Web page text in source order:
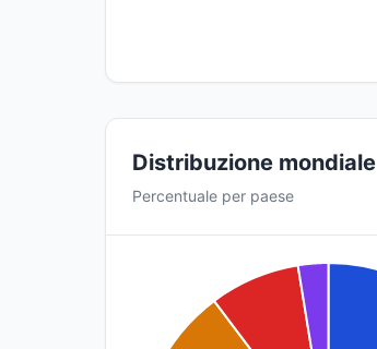
Distribuzione mondiale
Percentuale per paese